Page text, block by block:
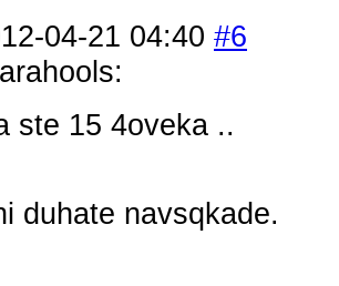
04-21 04:40 #6
ste 15 4oveka ..
duhate navsqkade.